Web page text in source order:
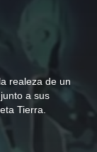
realeza de un
a sus
Tierra.